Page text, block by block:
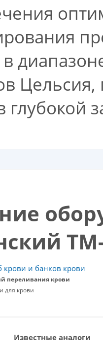
в
крови и банков крови
переливания крови
для крови
Известные аналоги